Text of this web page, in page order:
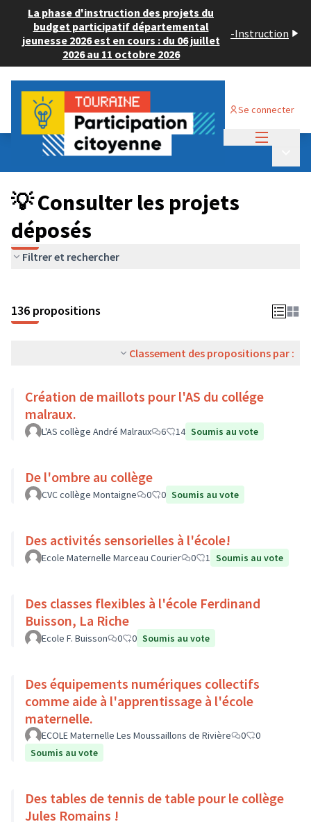
La phase d'instruction des projets du
budget participatif départemental
jeunesse 2026 est en cours : du 06 juillet
2026 au 11 octobre 2026
-Instruction
Se connecter
Budget Participatif JEUNESSE 2024
💡 Consulter les projets déposés
💡 Consulter les projets
déposés
Filtrer et rechercher
136 propositions
Classement des propositions par :
Création de maillots pour l'AS du collége
malraux.
L'AS collège André Malraux 6 14 Soumis au vote
De l'ombre au collège
CVC collège Montaigne 0 0 Soumis au vote
Des activités sensorielles à l'école!
Ecole Maternelle Marceau Courier 0 1 Soumis au vote
Des classes flexibles à l'école Ferdinand
Buisson, La Riche
Ecole F. Buisson 0 0 Soumis au vote
Des équipements numériques collectifs
comme aide à l'apprentissage à l'école
maternelle.
ECOLE Maternelle Les Moussaillons de Rivière 0
0
Soumis au vote
Des tables de tennis de table pour le collège
Jules Romains !